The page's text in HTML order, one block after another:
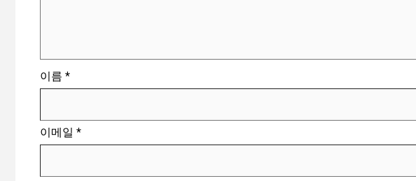
이름 *
이메일 *